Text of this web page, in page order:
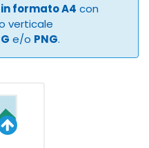
in formato A4 con
verticale
e/o PNG.